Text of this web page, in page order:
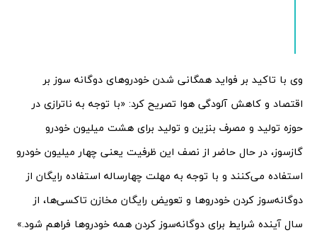
وی با تاکید بر فواید همگانی شدن خودروهای دوگانه سوز بر
اقتصاد و کاهش آلودگی هوا تصریح کرد: «با توجه به ناترازی در
حوزه تولید و مصرف بنزین و تولید برای هشت میلیون خودرو
گازسوز، در حال حاضر از نصف این ظرفیت یعنی چهار میلیون خودرو
استفاده می‌کنند و با توجه به مهلت چهارساله استفاده رایگان از
دوگانه‌سوز کردن خودروها و تعویض رایگان مخازن تاکسی‌ها، از
سال آینده شرایط برای دوگانه‌سوز کردن همه خودروها فراهم شود.»